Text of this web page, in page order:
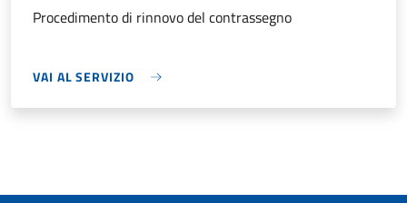
Procedimento di rinnovo del contrassegno
VAI AL SERVIZIO